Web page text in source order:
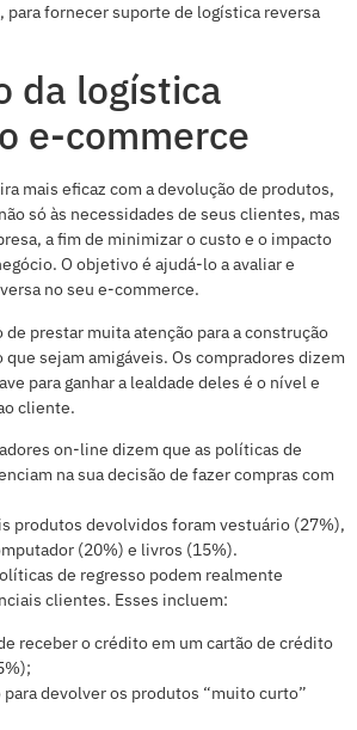
fornecer suporte de logística reversa
da logística
e-commerce
mais eficaz com a devolução de produtos,
só às necessidades de seus clientes, mas
a fim de minimizar o custo e o impacto
O objetivo é ajudá-lo a avaliar e
no seu e-commerce.
prestar muita atenção para a construção
sejam amigáveis. Os compradores dizem
para ganhar a lealdade deles é o nível e
cliente.
on-line dizem que as políticas de
na sua decisão de fazer compras com
produtos devolvidos foram vestuário (27%),
(20%) e livros (15%).
de regresso podem realmente
clientes. Esses incluem:
receber o crédito em um cartão de crédito
devolver os produtos “muito curto”